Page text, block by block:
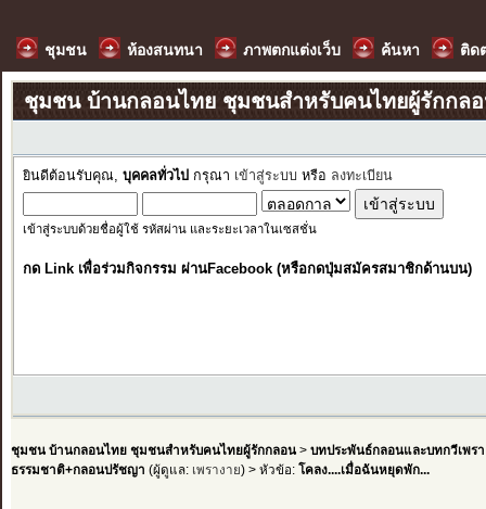
ชุมชน ห้องสนทนา ภาพตกแต่งเว็บ ค้นหา ติด
ชุมชน บ้านกลอนไทย ชุมชนสำหรับคนไทยผู้รักกล
ยินดีต้อนรับคุณ, บุคคลทั่วไป กรุณา เข้าสู่ระบบ หรือ ลงทะเบียน
เข้าสู่ระบบด้วยชื่อผู้ใช้ รหัสผ่าน และระยะเวลาในเซสชั่น
กด Link เพื่อร่วมกิจกรรม ผ่านFacebook (หรือกดปุ่มสมัครสมาชิกด้านบน)
ชุมชน บ้านกลอนไทย ชุมชนสำหรับคนไทยผู้รักกลอน> บทประพันธ์กลอนและบทกวีเพรา
ธรรมชาติ+กลอนปรัชญา (ผู้ดูแล: เพรางาย) > หัวข้อ: โคลง....เมื่อฉันหยุดพัก...